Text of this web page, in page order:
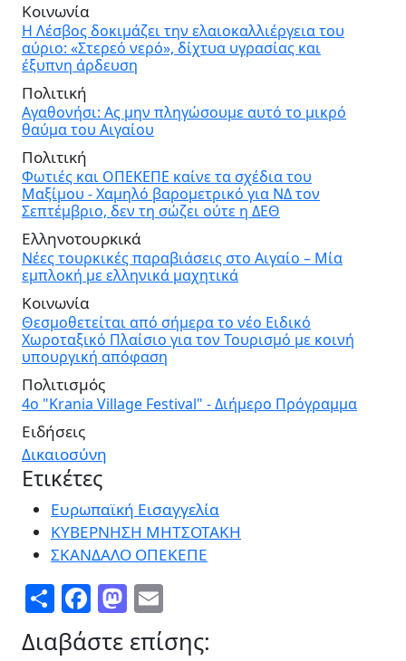
Κοινωνία
Η Λέσβος δοκιμάζει την ελαιοκαλλιέργεια του
αύριο: «Στερεό νερό», δίχτυα υγρασίας και
έξυπνη άρδευση
Πολιτική
Αγαθονήσι: Ας μην πληγώσουμε αυτό το μικρό
θαύμα του Αιγαίου
Πολιτική
Φωτιές και ΟΠΕΚΕΠΕ καίνε τα σχέδια του
Μαξίμου - Χαμηλό βαρομετρικό για ΝΔ τον
Σεπτέμβριο, δεν τη σώζει ούτε η ΔΕΘ
Ελληνοτουρκικά
Νέες τουρκικές παραβιάσεις στο Αιγαίο – Μία
εμπλοκή με ελληνικά μαχητικά
Κοινωνία
Θεσμοθετείται από σήμερα το νέο Ειδικό
Χωροταξικό Πλαίσιο για τον Τουρισμό με κοινή
υπουργική απόφαση
Πολιτισμός
4ο "Krania Village Festival" - Διήμερο Πρόγραμμα
Ειδήσεις
Δικαιοσύνη
Ετικέτες
Ευρωπαϊκή Εισαγγελία
ΚΥΒΕΡΝΗΣΗ ΜΗΤΣΟΤΑΚΗ
ΣΚΑΝΔΑΛΟ ΟΠΕΚΕΠΕ
ShareFacebook
Mastodon
Διαβάστε επίσης: